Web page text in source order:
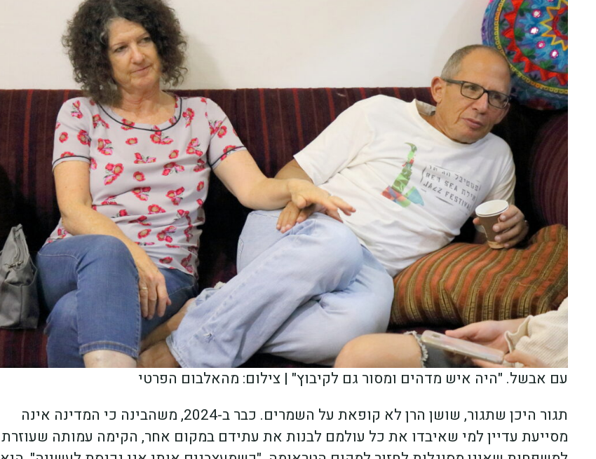
עם אבשל. "היה איש מדהים ומסור גם לקיבוץ" | צילום: מהאלבום הפרטי
תגור היכן שתגור, שושן הרן לא קופאת על השמרים. כבר ב-2024, משהבינה כי המדינה אינה
מסייעת עדיין למי שאיבדו את כל עולמם לבנות את עתידם במקום אחר, הקימה עמותה שעוזרת